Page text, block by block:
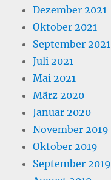
Dezember 2021
Oktober 2021
September 2021
Juli 2021
Mai 2021
März 2020
Januar 2020
November 2019
Oktober 2019
September 2019